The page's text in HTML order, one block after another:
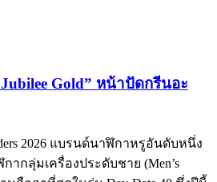
Gold” หน้าปัดกรีนอะ
2026 แบรนด์นาฬิกาหรูอันดับหนึ่ง
ากลุ่มเครื่องประดับชาย (Men’s